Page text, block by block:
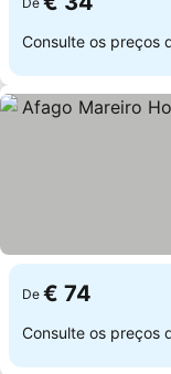
Consulte os preços
De € 74
Consulte os preços